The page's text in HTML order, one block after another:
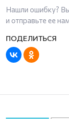
Нашли ошибку?
и отправьте ее